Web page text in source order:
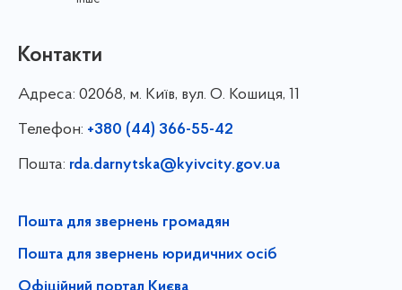
Контакти
Адреса: 02068, м. Київ, вул. О. Кошиця, 11
Телефон: +380 (44) 366-55-42
Пошта: rda.darnytska@kyivcity.gov.ua
Пошта для звернень громадян
Пошта для звернень юридичних осіб